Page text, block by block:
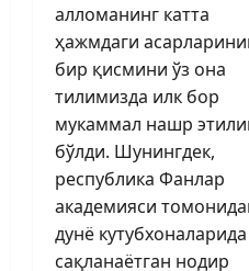
алломанинг катта
ҳажмдаги
бир қисмини ўз она
тилимизда илк бор
мукаммал нашр
бўлди. Шунингдек,
республика Фанлар
академияси
дунё кутубхоналарида
сақланаётган нодир